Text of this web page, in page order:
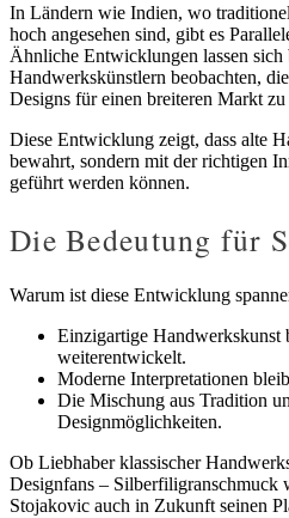
In Ländern wie Indien, wo
hoch angesehen sind, gibt es
Ähnliche Entwicklungen lassen sich
Handwerkskünstlern beobachten,
Designs für einen breiteren Markt zu
Diese Entwicklung zeigt, dass alte
bewahrt, sondern mit der richtigen
geführt werden können.
Die Bedeutung für
Warum ist diese Entwicklung
Einzigartige Handwerkskunst
weiterentwickelt.
Moderne Interpretationen
Die Mischung aus Tradition
Designmöglichkeiten.
Ob Liebhaber klassischer
Designfans – Silberfiligranschmuck
Stojakovic auch in Zukunft seinen